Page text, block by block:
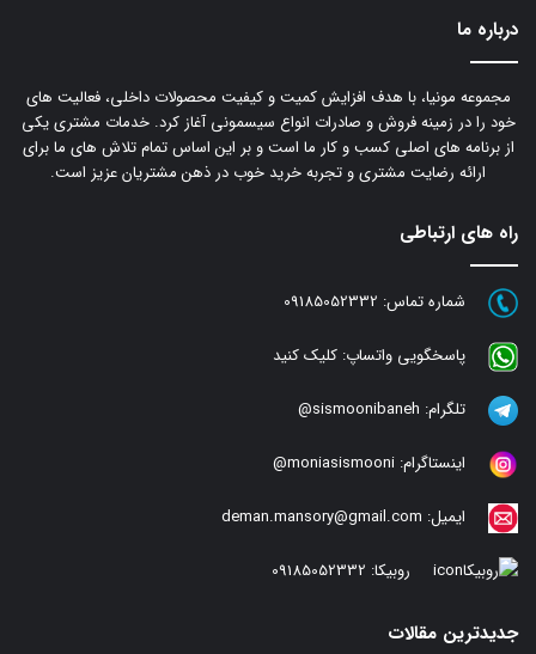
درباره ما
مجموعه مونیا، با هدف افزایش کمیت و کیفیت محصولات داخلی، فعالیت های
خود را در زمینه فروش و صادرات انواع سیسمونی آغاز کرد. خدمات مشتری یکی
از برنامه های اصلی کسب و کار ما است و بر این اساس تمام تلاش های ما برای
ارائه رضایت مشتری و تجربه خرید خوب در ذهن مشتریان عزیز است.
راه های ارتباطی
شماره تماس: 09185052332
پاسخگویی واتساپ: کلیک کنید
تلگرام: sismoonibaneh@
اینستاگرام: moniasismooni@
ایمیل: deman.mansory@gmail.com
روبیکا: 09185052332
جدیدترین مقالات